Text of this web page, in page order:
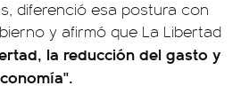
diferenció esa postura con
y afirmó que La Libertad
la reducción del gasto y